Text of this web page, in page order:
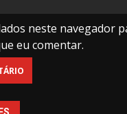
neste navegador
eu comentar.